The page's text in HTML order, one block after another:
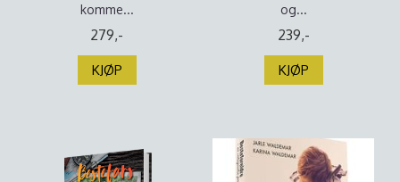
komme...
279,-
KJØP
og...
239,-
KJØP